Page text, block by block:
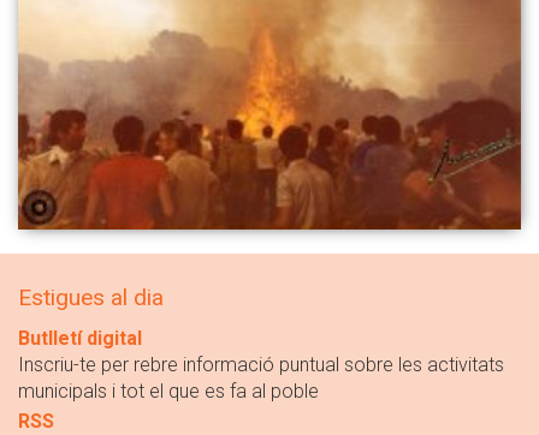
Estigues al dia
Butlletí digital
Inscriu-te per rebre informació puntual sobre les activitats
municipals i tot el que es fa al poble
RSS